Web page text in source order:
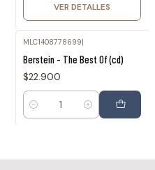
VER DETALLES
MLC1408778699|
Berstein - The Best Of (cd)
$22.900
Cantidad